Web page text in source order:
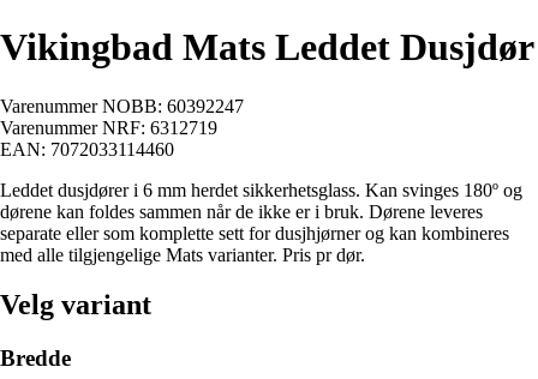
Vikingbad Mats Leddet Dusjdør
Varenummer NOBB: 60392247
Varenummer NRF: 6312719
EAN: 7072033114460
Leddet dusjdører i 6 mm herdet sikkerhetsglass. Kan svinges 180º og
dørene kan foldes sammen når de ikke er i bruk. Dørene leveres
separate eller som komplette sett for dusjhjørner og kan kombineres
med alle tilgjengelige Mats varianter. Pris pr dør.
Velg variant
Bredde